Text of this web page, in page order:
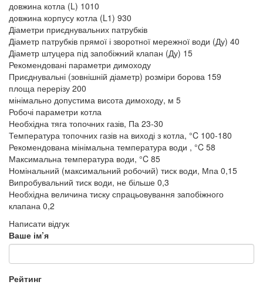
довжина котла (L) 1010
довжина корпусу котла (L1) 930
Діаметри приєднувальних патрубків
Діаметр патрубків прямої і зворотної мережної води (Ду) 40
Діаметр штуцера під запобіжний клапан (Ду) 15
Рекомендовані параметри димоходу
Приєднувальні (зовнішній діаметр) розміри борова 159
площа перерізу 200
мінімально допустима висота димоходу, м 5
Робочі параметри котла
Необхідна тяга топочних газів, Па 23-30
Температура топочних газів на виході з котла, °C 100-180
Рекомендована мінімальна температура води , °C 58
Максимальна температура води, °C 85
Номінальний (максимальний робочий) тиск води, Мпа 0,15
Випробувальний тиск води, не більше 0,3
Необхідна величина тиску спрацьовування запобіжного
клапана 0,2
Написати відгук
Ваше ім’я
Рейтинг